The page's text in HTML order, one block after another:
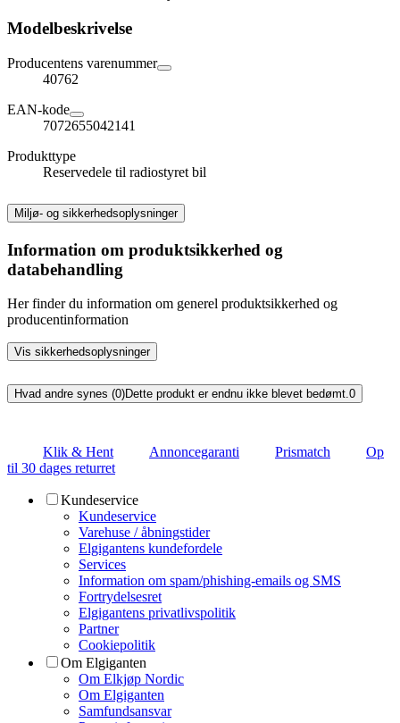
Modelbeskrivelse
Producentens varenummer
40762
EAN-kode
7072655042141
Produkttype
Reservedele til radiostyret bil
Miljø- og sikkerhedsoplysninger
Information om produktsikkerhed og
databehandling
Her finder du information om generel produktsikkerhed og
producentinformation
Vis sikkerhedsoplysninger
Hvad andre synes (0)Dette produkt er endnu ikke blevet bedømt.0
Klik & Hent Annoncegaranti Prismatch
Op
til 30 dages returret
Kundeservice
Kundeservice
Varehuse / åbningstider
Elgigantens kundefordele
Services
Information om spam/phishing-emails og SMS
Fortrydelsesret
Elgigantens privatlivspolitik
Partner
Cookiepolitik
Om Elgiganten
Om Elkjøp Nordic
Om Elgiganten
Samfundsansvar